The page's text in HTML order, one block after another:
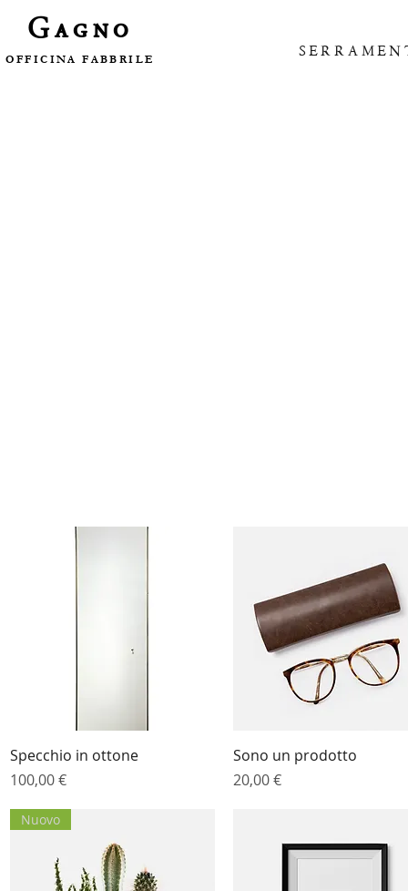
Gagno
OFFICINA FABBRILE
Vista rapida
Specchio in ottone
Prezzo
100,00 €
Vista rapida
Sono un prodotto
Prezzo
20,00 €
Nuovo